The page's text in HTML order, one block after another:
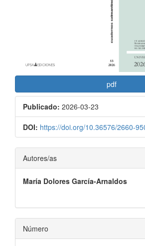
pdf
Publicado: 2026-03-23
DOI: https://doi.org/10.36576/2660-
Contenido
principal
del
artículo
Autores/as
María Dolores García-Arnaldos
Número